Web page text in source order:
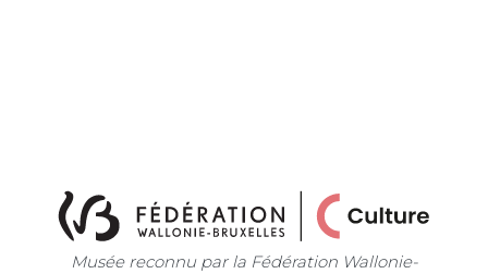
Musée reconnu par la Fédération Wallonie-